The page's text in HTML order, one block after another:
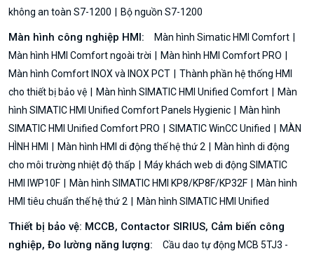
không an toàn S7-1200
Bộ nguồn S7-1200
Màn hình công nghiệp HMI:
Màn hình Simatic HMI Comfort
Màn hình HMI Comfort ngoài trời
Màn hình HMI Comfort PRO
Màn hình Comfort INOX và INOX PCT
Thành phần hệ thống HMI
cho thiết bị bảo vệ
Màn hình SIMATIC HMI Unified Comfort
Màn
hình SIMATIC HMI Unified Comfort Panels Hygienic
Màn hình
SIMATIC HMI Unified Comfort PRO
SIMATIC WinCC Unified
MÀN
HÌNH HMI
Màn hình HMI di động thế hệ thứ 2
Màn hình di động
cho môi trường nhiệt độ thấp
Máy khách web di động SIMATIC
HMI IWP10F
Màn hình SIMATIC HMI KP8/KP8F/KP32F
Màn hình
HMI tiêu chuẩn thế hệ thứ 2
Màn hình SIMATIC HMI Unified
Thiết bị bảo vệ: MCCB, Contactor SIRIUS, Cảm biến công
nghiệp, Đo lường năng lượng:
Cầu dao tự động MCB 5TJ3 -